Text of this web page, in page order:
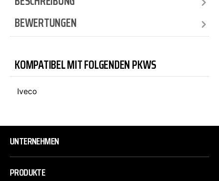
BEWERTUNGEN
KOMPATIBEL MIT FOLGENDEN PKWS
Iveco
UNTERNEHMEN
PRODUKTE